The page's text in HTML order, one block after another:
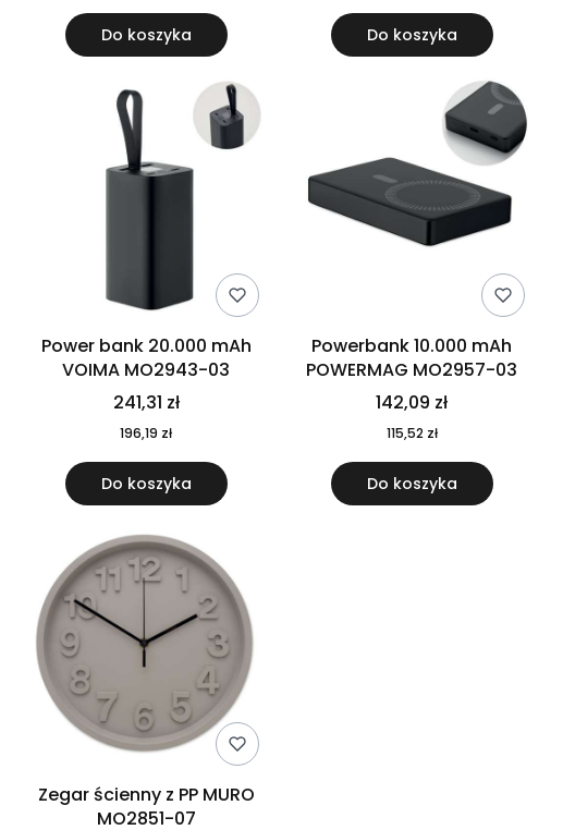
Do koszyka Do koszyka
Power bank 20.000 mAh
VOIMA MO2943-03
241,31 zł
196,19 zł
Do koszyka
Powerbank 10.000 mAh
POWERMAG MO2957-03
142,09 zł
115,52 zł
Do koszyka
Zegar ścienny z PP MURO
MO2851-07